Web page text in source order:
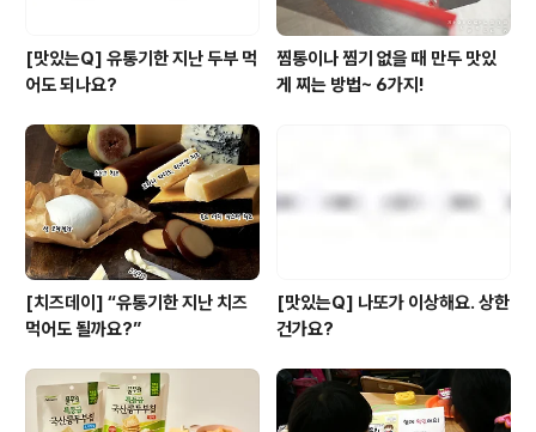
[맛있는Q] 유통기한 지난 두부 먹
어도 되나요?
찜통이나 찜기 없을 때 만두 맛있
게 찌는 방법~ 6가지!
[치즈데이] “유통기한 지난 치즈
먹어도 될까요?”
[맛있는Q] 나또가 이상해요. 상한
건가요?